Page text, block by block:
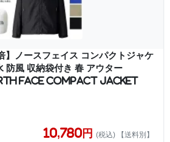
】ノースフェイス コンパクトジャケ
防風 収納袋付き 春 アウター
FACE Compact Jacket
10,780円 (税込) 【送料別】